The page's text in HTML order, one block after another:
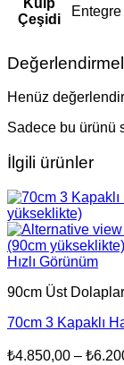
Çeşidi
Henüz
Sadece bu ürünü
İlgili ürünler
Hızlı Görünüm
90cm Üst Dolaplar
70cm 3 Kapaklı
₺4.850,00 – ₺